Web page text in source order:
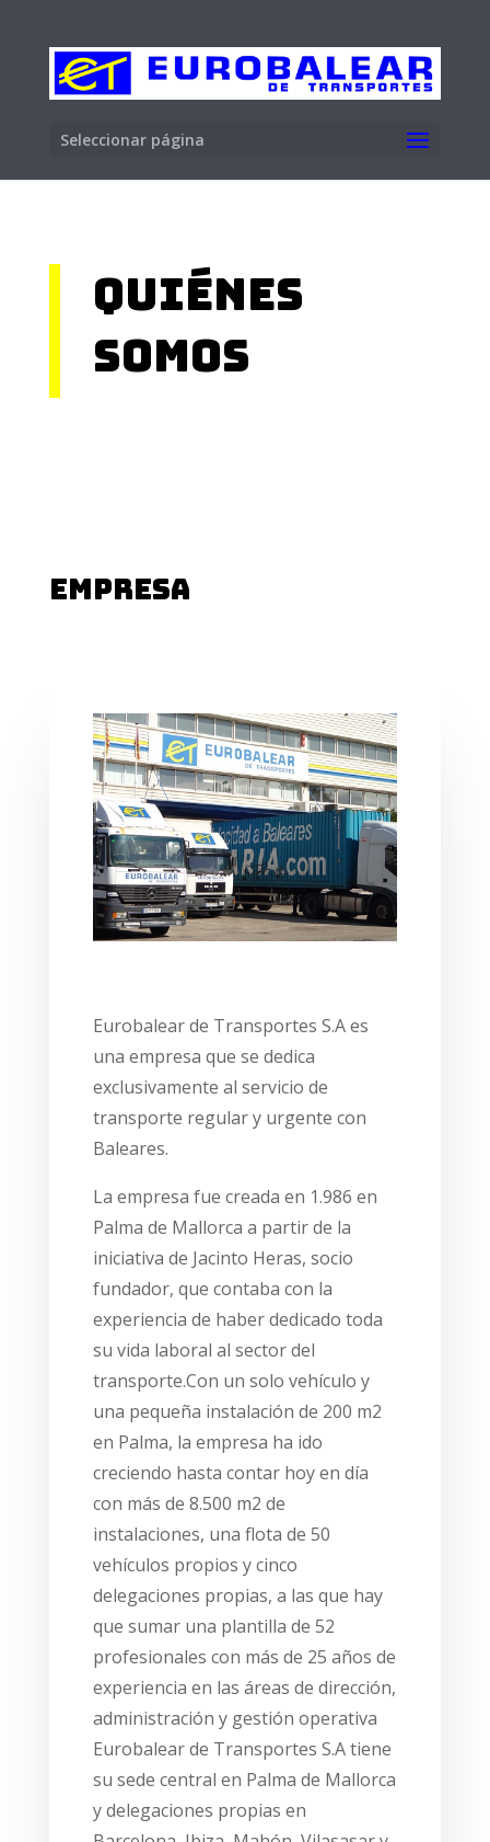
Seleccionar página
Quiénes
somos
EMPRESA
Eurobalear de Transportes S.A es
una empresa que se dedica
exclusivamente al servicio de
transporte regular y urgente con
Baleares.
La empresa fue creada en 1.986 en
Palma de Mallorca a partir de la
iniciativa de Jacinto Heras, socio
fundador, que contaba con la
experiencia de haber dedicado toda
su vida laboral al sector del
transporte.Con un solo vehículo y
una pequeña instalación de 200 m2
en Palma, la empresa ha ido
creciendo hasta contar hoy en día
con más de 8.500 m2 de
instalaciones, una flota de 50
vehículos propios y cinco
delegaciones propias, a las que hay
que sumar una plantilla de 52
profesionales con más de 25 años de
experiencia en las áreas de dirección,
administración y gestión operativa
Eurobalear de Transportes S.A tiene
su sede central en Palma de Mallorca
y delegaciones propias en